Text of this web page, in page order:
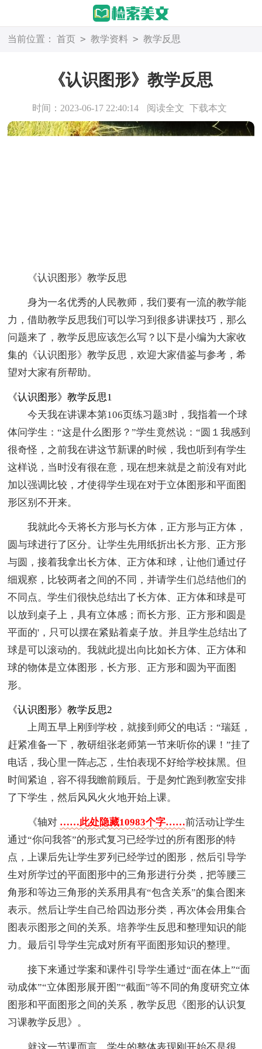
当前位置： 首页 > 教学资料 > 教学反思
《认识图形》教学反思
时间：2023-06-17 22:40:14 阅读全文 下载本文
《认识图形》教学反思
身为一名优秀的人民教师，我们要有一流的教学能
力，借助教学反思我们可以学习到很多讲课技巧，那么
问题来了，教学反思应该怎么写？以下是小编为大家收
集的《认识图形》教学反思，欢迎大家借鉴与参考，希
望对大家有所帮助。
《认识图形》教学反思1
今天我在讲课本第106页练习题3时，我指着一个球
体问学生：“这是什么图形？”学生竟然说：“圆１我感到
很奇怪，之前我在讲这节新课的时候，我也听到有学生
这样说，当时没有很在意，现在想来就是之前没有对此
加以强调比较，才使得学生现在对于立体图形和平面图
形区别不开来。
我就此今天将长方形与长方体，正方形与正方体，
圆与球进行了区分。让学生先用纸折出长方形、正方形
与圆，接着我拿出长方体、正方体和球，让他们通过仔
细观察，比较两者之间的不同，并请学生们总结他们的
不同点。学生们很快总结出了长方体、正方体和球是可
以放到桌子上，具有立体感；而长方形、正方形和圆是
平面的'，只可以摆在紧贴着桌子放。并且学生总结出了
球是可以滚动的。我就此提出向比如长方体、正方体和
球的物体是立体图形，长方形、正方形和圆为平面图
形。
《认识图形》教学反思2
上周五早上刚到学校，就接到师父的电话：“瑞廷，
赶紧准备一下，教研组张老师第一节来听你的课！”挂了
电话，我心里一阵忐忑，生怕表现不好给学校抹黑。但
时间紧迫，容不得我瞻前顾后。于是匆忙跑到教室安排
了下学生，然后风风火火地开始上课。
《轴对 ……此处隐藏10983个字……前活动让学生
通过“你问我答”的形式复习已经学过的所有图形的特
点，上课后先让学生罗列已经学过的图形，然后引导学
生对所学过的平面图形中的三角形进行分类，把等腰三
角形和等边三角形的关系用具有“包含关系”的集合图来
表示。然后让学生自己给四边形分类，再次体会用集合
图表示图形之间的关系。培养学生反思和整理知识的能
力。最后引导学生完成对所有平面图形知识的整理。
接下来通过学案和课件引导学生通过“面在体上”“面
动成体”“立体图形展开图”“截面”等不同的角度研究立体
图形和平面图形之间的关系，教学反思《图形的认识复
习课教学反思》。